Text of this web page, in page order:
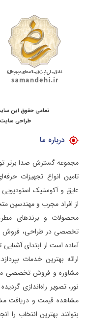
تمامی حقوق این
طراحی
درباره ما
تامین انواع تجهیزات
عایق و آکوستیک
محصولات و برندهای
تخصصی در طراحی، فروش
آماده است از ابتدای آشنایی
ارائه بهترین خدمات بپردازد.
مشاوره و فروش تخصصی
نور، تصویر راه‌اندازی
مشاهده قیمت و دریافت
بتوانند بهترین انتخاب را